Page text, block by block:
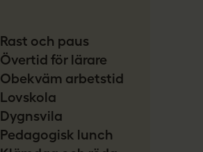
Rast och paus
Övertid för lärare
Obekväm arbetstid
Lovskola
Dygnsvila
Pedagogisk lunch